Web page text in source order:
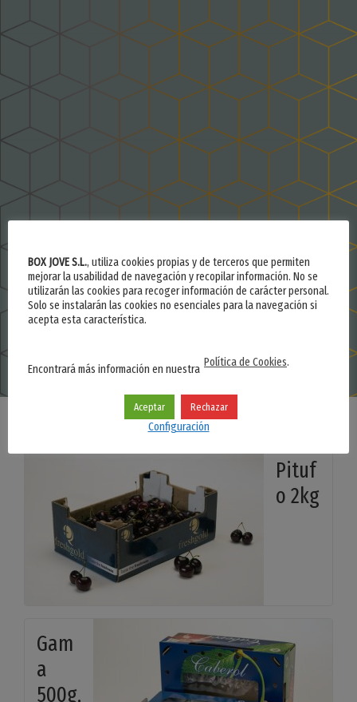
Pituf
o 2kg
Gam
a
500g,
BOX JOVE S.L., utiliza cookies propias y de terceros que permiten
mejorar la usabilidad de navegación y recopilar información. No se
utilizarán las cookies para recoger información de carácter personal.
Solo se instalarán las cookies no esenciales para la navegación si
acepta esta característica.
Encontrará más información en nuestra Política de Cookies.
Aceptar Rechazar
Configuración